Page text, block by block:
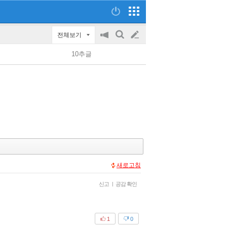
전체보기
공
on/off
검
글
쓰
10추글
새로고침
신고 | 공감 확인
0
1